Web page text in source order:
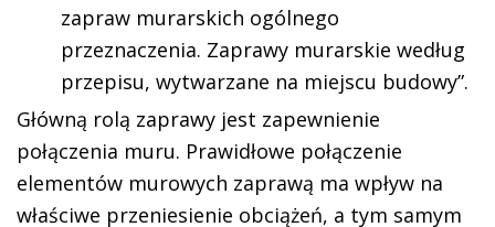
zapraw murarskich ogólnego
przeznaczenia. Zaprawy murarskie według
przepisu, wytwarzane na miejscu budowy”.
Główną rolą zaprawy jest zapewnienie
połączenia muru. Prawidłowe połączenie
elementów murowych zaprawą ma wpływ na
właściwe przeniesienie obciążeń, a tym samym